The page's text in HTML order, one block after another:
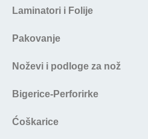
Laminatori i Folije
Pakovanje
Noževi i podloge za nož
Bigerice-Perforirke
Ćoškarice